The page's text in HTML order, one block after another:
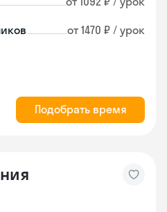
от 1470 ₽ / урок
Подобрать время